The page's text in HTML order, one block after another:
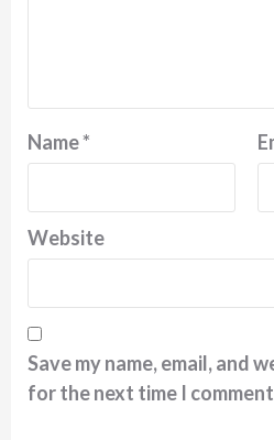
Name*
Website
Save my name, email, and
for the next time I